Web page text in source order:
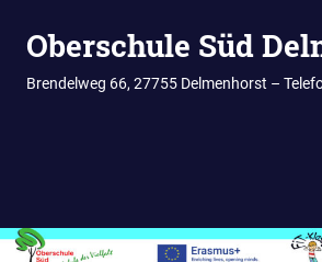
InhaltOberschule Süd
Brendelweg 66, 27755 Delmenhorst –